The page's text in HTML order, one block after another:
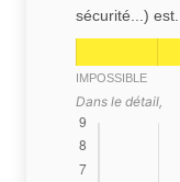
sécurité...) est...
IMPOSSIBLE
Dans le détail,